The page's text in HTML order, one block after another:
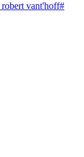
robert vant'hoff#